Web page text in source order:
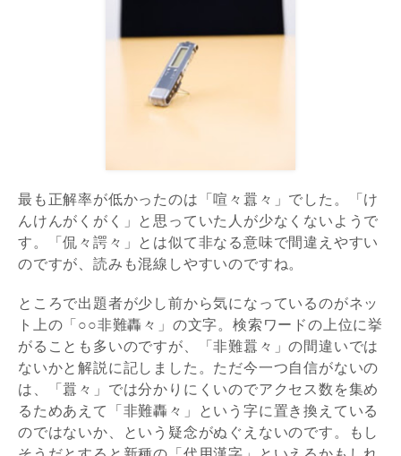
最も正解率が低かったのは「喧々囂々」でした。「け
んけんがくがく」と思っていた人が少なくないようで
す。「侃々諤々」とは似て非なる意味で間違えやすい
のですが、読みも混線しやすいのですね。
ところで出題者が少し前から気になっているのがネッ
ト上の「○○非難轟々」の文字。検索ワードの上位に挙
がることも多いのですが、「非難囂々」の間違いでは
ないかと解説に記しました。ただ今一つ自信がないの
は、「囂々」では分かりにくいのでアクセス数を集め
るためあえて「非難轟々」という字に置き換えている
のではないか、という疑念がぬぐえないのです。もし